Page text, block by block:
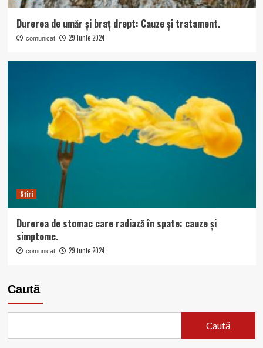
Durerea de umăr și braț drept: Cauze și tratament.
comunicat 29 iunie 2024
Stiri
Durerea de stomac care radiază în spate: cauze și
simptome.
comunicat 29 iunie 2024
Caută
Caută